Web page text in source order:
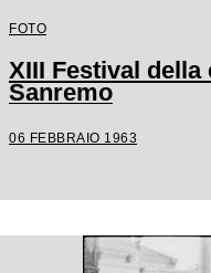
FOTO
XIII Festival della
Sanremo
06 FEBBRAIO 1963